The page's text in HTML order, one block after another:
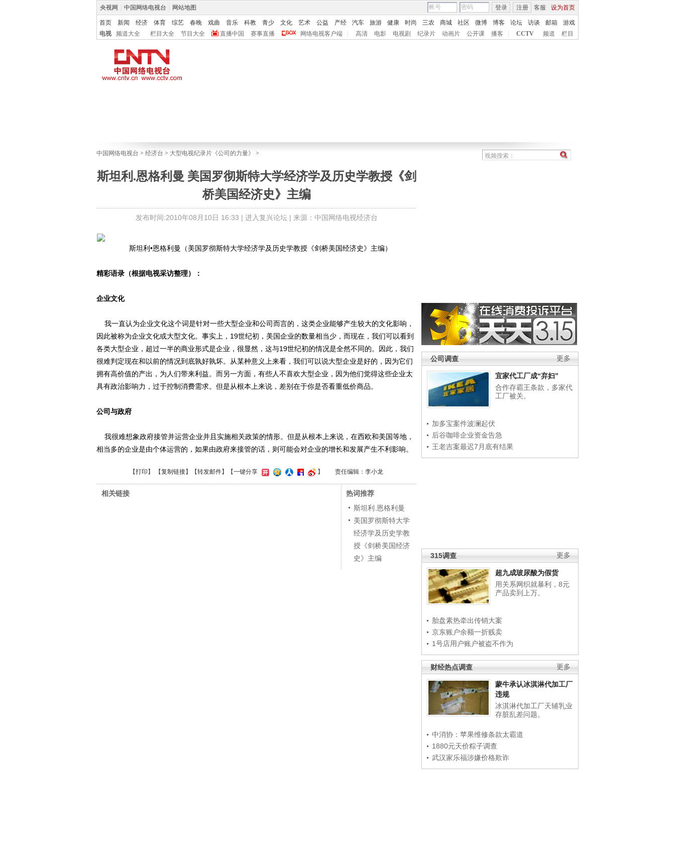
央视网 中国网络电视台 网站地图 客服 设为首页
登录 注册
首页 新闻 经济 体育 综艺 春晚 戏曲 音乐 科教 青少 文化 艺术 公益 产经 汽车 旅游 健康 时尚 三农 商城 社区 微博 博客 论坛 访谈 邮箱
游戏
电视
频道大全 栏目大全 节目大全 直播中国 赛事直播 网络电视客户端 高清 电影 电视剧 纪录片 动画片 公开课 播客 CCTV 频道 栏目
中国网络电视台 > 经济台 > 大型电视纪录片《公司的力量》 >
斯坦利.恩格利曼 美国罗彻斯特大学经济学及历史学教授《剑
桥美国经济史》主编
发布时间:2010年08月10日 16:33 | 进入复兴论坛| 来源：中国网络电视经济台
更多
公司调查
宜家代工厂成“弃妇”
合作存霸王条款，多家代
工厂被关。
加多宝案件波澜起伏
后谷咖啡企业资金告急
王老吉案最迟7月底有结果
更多
315调查
超九成玻尿酸为假货
用关系网织就暴利，8元
产品卖到上万。
胎盘素热牵出传销大案
京东账户余额一折贱卖
1号店用户账户被盗不作为
更多
财经热点调查
蒙牛承认冰淇淋代加工厂
违规
冰淇淋代加工厂天辅乳业
存脏乱差问题。
中消协：苹果维修条款太霸道
1880元天价粽子调查
武汉家乐福涉嫌价格欺诈
斯坦利•恩格利曼（美国罗彻斯特大学经济学及历史学教授《剑桥美国经济史》主编）
精彩语录（根据电视采访整理）：
企业文化
我一直认为企业文化这个词是针对一些大型企业和公司而言的，这类企业能够产生较大的文化影响，
因此被称为企业文化或大型文化。事实上，19世纪初，美国企业的数量相当少，而现在，我们可以看到
各类大型企业，超过一半的商业形式是企业，很显然，这与19世纪初的情况是全然不同的。因此，我们
很难判定现在和以前的情况到底孰好孰坏。从某种意义上来看，我们可以说大型企业是好的，因为它们
拥有高价值的产出，为人们带来利益。而另一方面，有些人不喜欢大型企业，因为他们觉得这些企业太
具有政治影响力，过于控制消费需求。但是从根本上来说，差别在于你是否看重低价商品。
公司与政府
我很难想象政府接管并运营企业并且实施相关政策的情形。但是从根本上来说，在西欧和美国等地，
相当多的企业是由个体运营的，如果由政府来接管的话，则可能会对企业的增长和发展产生不利影响。
【打印 】 【复制链接】【转发邮件】 【一键分享 】 责任编辑：李小龙
相关链接
热词推荐
斯坦利.恩格利曼
美国罗彻斯特大学
经济学及历史学教
授《剑桥美国经济
史》主编